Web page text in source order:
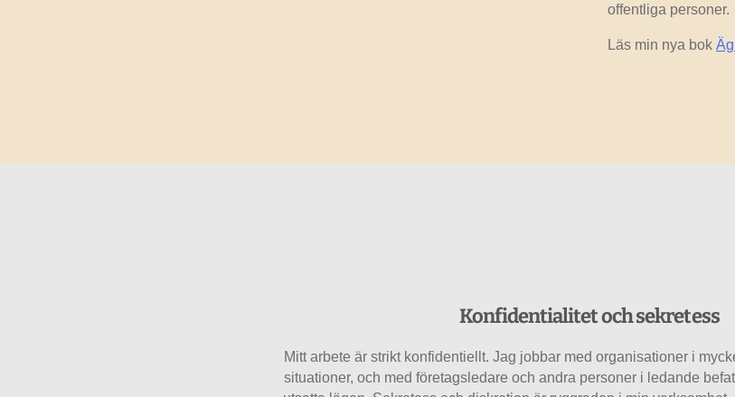
offentliga personer.
Läs min nya bok
Konfidentialitet och sekretess
Mitt arbete är strikt konfidentiellt. Jag jobbar med organisationer i
situationer, och med företagsledare och andra personer i ledande